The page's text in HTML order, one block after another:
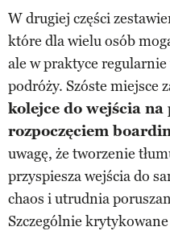
W drugiej części
które dla wielu osób
ale w praktyce
podróży. Szóste miejsce
kolejce do wejścia na
rozpoczęciem
uwagę, że tworzenie
przyspiesza wejścia do
chaos i utrudnia
Szczególnie